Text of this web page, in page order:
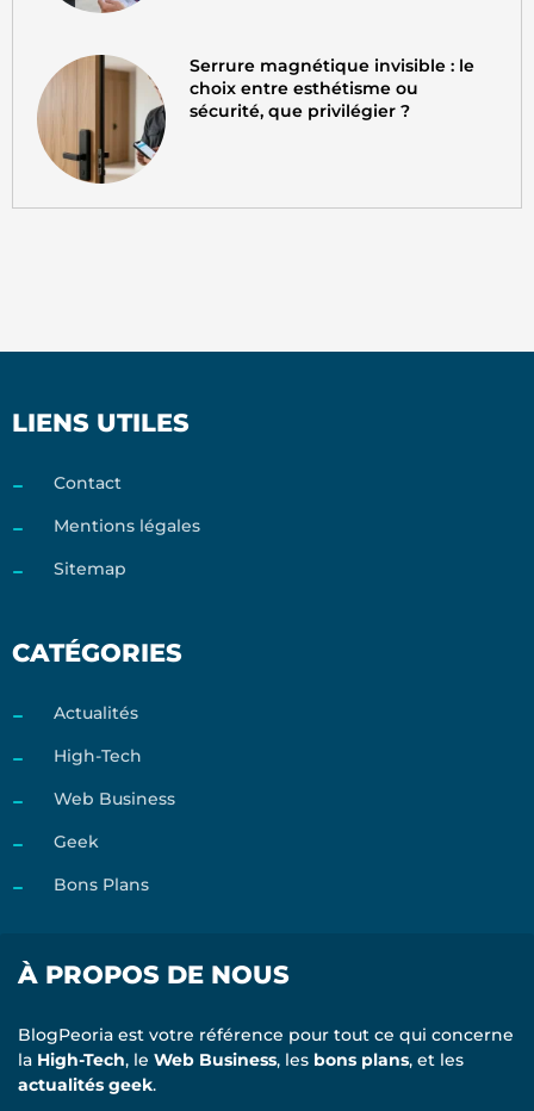
Serrure magnétique invisible : le
choix entre esthétisme ou
sécurité, que privilégier ?
LIENS UTILES
Contact
Mentions légales
Sitemap
CATÉGORIES
Actualités
High-Tech
Web Business
Geek
Bons Plans
À PROPOS DE NOUS
BlogPeoria est votre référence pour tout ce qui concerne
la High-Tech, le Web Business, les bons plans, et les
actualités geek.